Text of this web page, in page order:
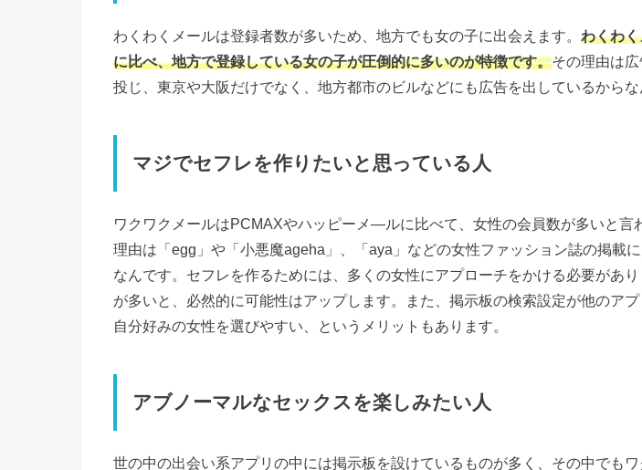
わくわくメールは登録者数が多いため、地方でも女の子に出会えます。 わくわ
に比べ、地方で登録している女の子が圧倒的に多いのが特徴です。その理由は
投じ、東京や大阪だけでなく、地方都市のビルなどにも広告を出しているからな
マジでセフレを作りたいと思っている人
ワクワクメールはPCMAXやハッピーメ―ルに比べて、女性の会員数が多いと言
理由は「egg」や「小悪魔ageha」、「aya」などの女性ファッション誌の掲載
なんです。セフレを作るためには、多くの女性にアプローチをかける必要があ
が多いと、必然的に可能性はアップします。また、掲示板の検索設定が他のアプ
自分好みの女性を選びやすい、というメリットもあります。
アブノーマルなセックスを楽しみたい人
世の中の出会い系アプリの中には掲示板を設けているものが多く、その中でも